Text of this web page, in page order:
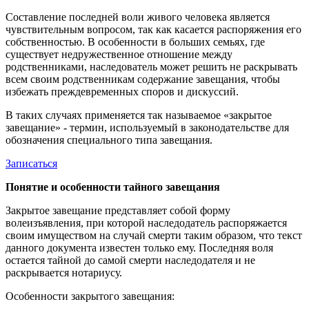
Составление последней воли живого человека является
чувствительным вопросом, так как касается распоряжения его
собственностью. В особенности в больших семьях, где
существует недружественное отношение между
родственниками, наследователь может решить не раскрывать
всем своим родственникам содержание завещания, чтобы
избежать преждевременных споров и дискуссий.
В таких случаях применяется так называемое «закрытое
завещание» - термин, используемый в законодательстве для
обозначения специального типа завещания.
Записаться
Понятие и особенности тайного завещания
Закрытое завещание представляет собой форму
волеизъявления, при которой наследодатель распоряжается
своим имуществом на случай смерти таким образом, что текст
данного документа известен только ему. Последняя воля
остается тайной до самой смерти наследодателя и не
раскрывается нотариусу.
Особенности закрытого завещания: